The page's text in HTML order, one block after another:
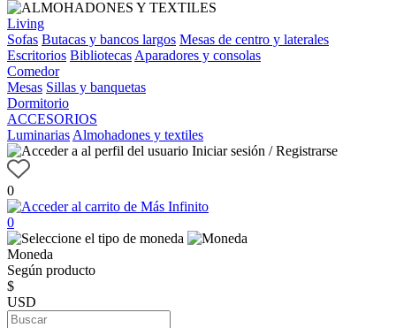
Living
Sofas Butacas y bancos largos Mesas de centro y laterales
Escritorios Bibliotecas Aparadores y consolas
Comedor
Mesas Sillas y banquetas
Dormitorio
ACCESORIOS
Luminarias Almohadones y textiles
Iniciar sesión / Registrarse
0
0
Moneda
Según producto
$
USD